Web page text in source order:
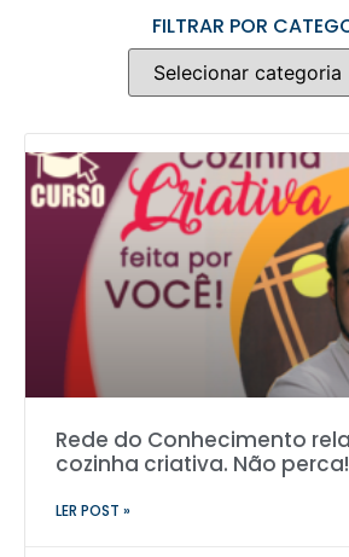
FILTRAR POR
Rede do Conhecimento
cozinha criativa. Não perca!
LER POST »